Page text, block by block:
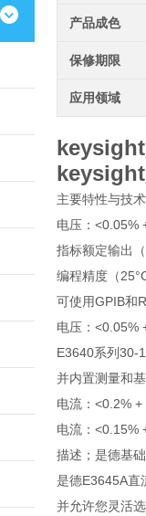
产品成色
保修期限
应用领域
keysight
keysight
主要特性与技
电压：<0.05%
指标额定输出
编程精度（
可使用GPIB和
电压：<0.05%
E3640系列30-
并内置测量和
电流：<0.2%
电流：<0.15%
描述；是德基
是德E3645A直
并允许您灵活